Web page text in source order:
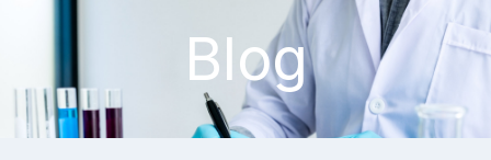
Blog